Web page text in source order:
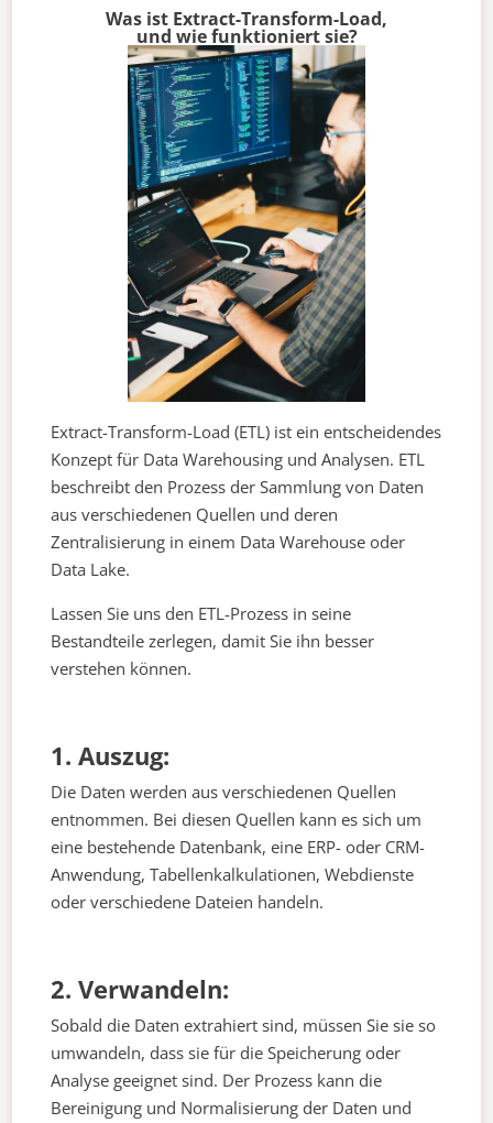
Was ist Extract-Transform-Load,
und wie funktioniert sie?
Extract-Transform-Load (ETL) ist ein entscheidendes
Konzept für Data Warehousing und Analysen. ETL
beschreibt den Prozess der Sammlung von Daten
aus verschiedenen Quellen und deren
Zentralisierung in einem Data Warehouse oder
Data Lake.
Lassen Sie uns den ETL-Prozess in seine
Bestandteile zerlegen, damit Sie ihn besser
verstehen können.
1. Auszug:
Die Daten werden aus verschiedenen Quellen
entnommen. Bei diesen Quellen kann es sich um
eine bestehende Datenbank, eine ERP- oder CRM-
Anwendung, Tabellenkalkulationen, Webdienste
oder verschiedene Dateien handeln.
2. Verwandeln:
Sobald die Daten extrahiert sind, müssen Sie sie so
umwandeln, dass sie für die Speicherung oder
Analyse geeignet sind. Der Prozess kann die
Bereinigung und Normalisierung der Daten und